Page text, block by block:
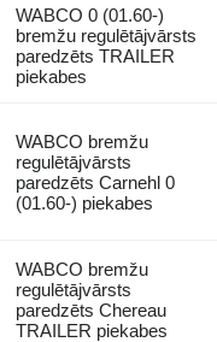
WABCO 0 (01.60-)
bremžu regulētājvārsts
paredzēts TRAILER
piekabes
WABCO bremžu
regulētājvārsts
paredzēts Carnehl 0
(01.60-) piekabes
WABCO bremžu
regulētājvārsts
paredzēts Chereau
TRAILER piekabes